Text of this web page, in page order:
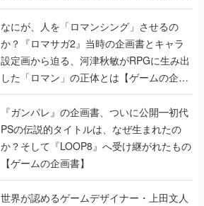
書】
なにが、人を「ロマンシング」させるの
か？『ロマサガ2』当時の企画書とキャラ
設定画から迫る、河津秋敏がRPGに生み出
した「ロマン」の正体とは【ゲームの企画
書】
『ガンパレ』の企画書、ついに公開━初代
PSの伝説的タイトルは、なぜ生まれたの
か？そして『LOOP8』へ受け継がれたもの
【ゲームの企画書】
世界が認めるゲームデザイナー・上田文人